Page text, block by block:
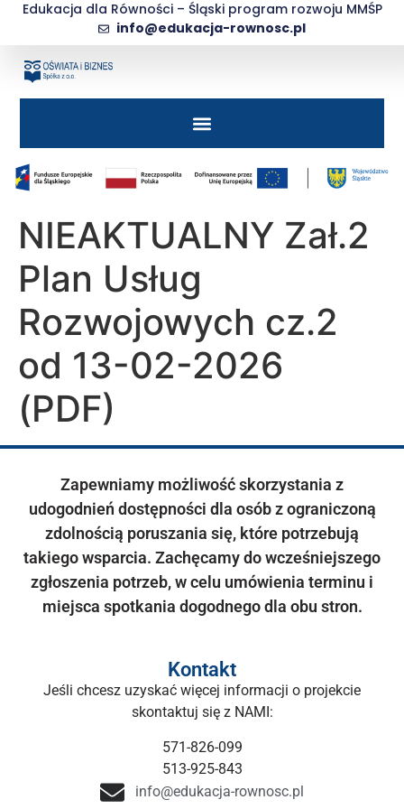
Edukacja dla Równości – Śląski program rozwoju MMŚP
info@edukacja-rownosc.pl
NIEAKTUALNY Zał.2
Plan Usług
Rozwojowych cz.2
od 13-02-2026
(PDF)
Zapewniamy możliwość skorzystania z
udogodnień dostępności dla osób z ograniczoną
zdolnością poruszania się, które potrzebują
takiego wsparcia. Zachęcamy do wcześniejszego
zgłoszenia potrzeb, w celu umówienia terminu i
miejsca spotkania dogodnego dla obu stron.
Kontakt
Jeśli chcesz uzyskać więcej informacji o projekcie
skontaktuj się z NAMI:
571-826-099
513-925-843
info@edukacja-rownosc.pl